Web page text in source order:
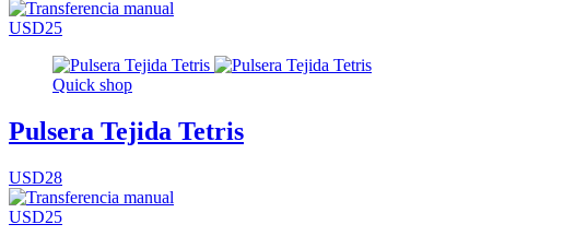
USD25
Quick shop
Pulsera Tejida Tetris
USD28
USD25